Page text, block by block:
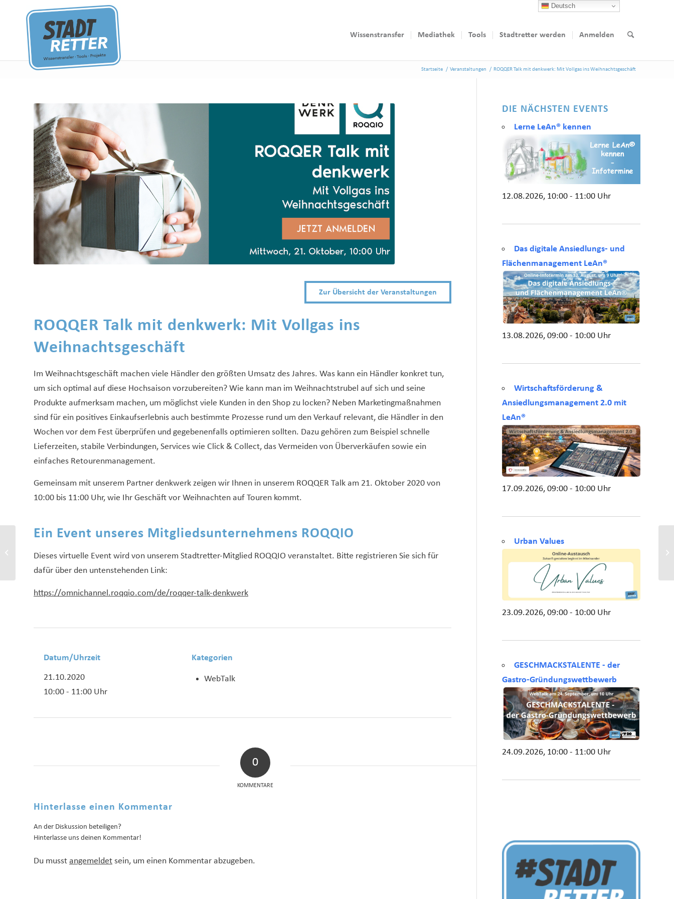
Wissenstransfer Mediathek Tools Stadtretter werden Anmelden
Startseite / Veranstaltungen / ROQQER Talk mit denkwerk: Mit Vollgas ins Weihnachtsgeschäft
Zur Übersicht der Veranstaltungen
ROQQER Talk mit denkwerk: Mit Vollgas ins
Weihnachtsgeschäft
Im Weihnachtsgeschäft machen viele Händler den größten Umsatz des Jahres. Was kann ein Händler konkret tun,
um sich optimal auf diese Hochsaison vorzubereiten? Wie kann man im Weihnachtstrubel auf sich und seine
Produkte aufmerksam machen, um möglichst viele Kunden in den Shop zu locken? Neben Marketingmaßnahmen
sind für ein positives Einkaufserlebnis auch bestimmte Prozesse rund um den Verkauf relevant, die Händler in den
Wochen vor dem Fest überprüfen und gegebenenfalls optimieren sollten. Dazu gehören zum Beispiel schnelle
Lieferzeiten, stabile Verbindungen, Services wie Click & Collect, das Vermeiden von Überverkäufen sowie ein
einfaches Retourenmanagement.
Gemeinsam mit unserem Partner denkwerk zeigen wir Ihnen in unserem ROQQER Talk am 21. Oktober 2020 von
10:00 bis 11:00 Uhr, wie Ihr Geschäft vor Weihnachten auf Touren kommt.
Ein Event unseres Mitgliedsunternehmens ROQQIO
Dieses virtuelle Event wird von unserem Stadtretter-Mitglied ROQQIO veranstaltet. Bitte registrieren Sie sich für
dafür über den untenstehenden Link:
https://omnichannel.roqqio.com/de/roqqer-talk-denkwerk
Datum/Uhrzeit
21.10.2020
10:00 - 11:00 Uhr
Kategorien
WebTalk
0
KOMMENTARE
Hinterlasse einen Kommentar
An der Diskussion beteiligen?
Hinterlasse uns deinen Kommentar!
Du musst angemeldet sein, um einen Kommentar abzugeben.
DIE NÄCHSTEN EVENTS
Lerne LeAn® kennen
12.08.2026, 10:00 - 11:00 Uhr
Das digitale Ansiedlungs- und
Flächenmanagement LeAn®
13.08.2026, 09:00 - 10:00 Uhr
Wirtschaftsförderung &
Ansiedlungsmanagement 2.0 mit
LeAn®
17.09.2026, 09:00 - 10:00 Uhr
Urban Values
23.09.2026, 09:00 - 10:00 Uhr
GESCHMACKSTALENTE - der
Gastro-Gründungswettbewerb
24.09.2026, 10:00 - 11:00 Uhr
Kostenfreies Online-
„Leerstandsmanagement
für Kommunen“ am 22....
Deutsch